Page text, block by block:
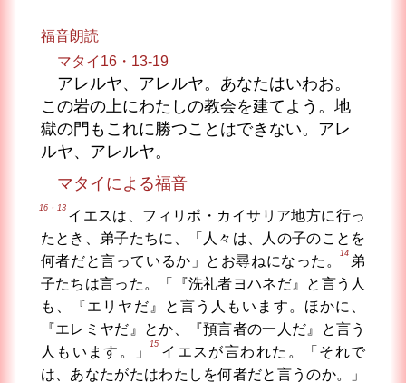
福音朗読
マタイ16・13-19
アレルヤ、アレルヤ。あなたはいわお。
この岩の上にわたしの教会を建てよう。地
獄の門もこれに勝つことはできない。アレ
ルヤ、アレルヤ。
マタイによる福音
16・13
イエスは、フィリポ・カイサリア地方に行っ
たとき、弟子たちに、「人々は、人の子のことを
何者だと言っているか」とお尋ねになった。
14
弟
子たちは言った。「『洗礼者ヨハネだ』と言う人
も、『エリヤだ』と言う人もいます。ほかに、
『エレミヤだ』とか、『預言者の一人だ』と言う
人もいます。」
15
イエスが言われた。「それで
は、あなたがたはわたしを何者だと言うのか。」